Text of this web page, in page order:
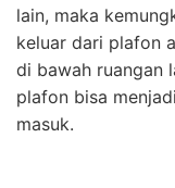
lain, maka
keluar dari plafon
di bawah ruangan
plafon bisa
masuk.